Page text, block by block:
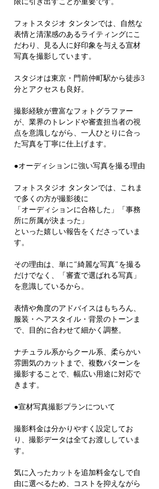
フォトスタジオ タンタンでは、自然な
表情と清潔感のあるライティングにこ
だわり、見る人に好印象を与える宣材
写真を撮影しています。
スタジオは東京・門前仲町駅から徒歩3
分とアクセスも良好。
撮影経験が豊富なフォトグラファー
が、業界のトレンドや審査担当者の視
点を意識しながら、一人ひとりに合っ
た写真を丁寧に仕上げます。
●オーディションに強い写真を撮る理由
フォトスタジオ タンタンでは、これま
で多くの方が撮影後に
「オーディションに合格した」「事務
所に所属が決まった」
といった嬉しい報告をくださっていま
す。
その理由は、単に“綺麗な写真”を撮る
だけでなく、「審査で選ばれる写真」
を意識しているから。
表情や角度のアドバイスはもちろん、
服装・ヘアスタイル・背景のトーンま
で、目的に合わせて細かく調整。
ナチュラル系からクール系、柔らかい
雰囲気のカットまで、複数パターンを
撮影することで、幅広い用途に対応で
きます。
●宣材写真撮影プランについて
撮影料金は分かりやすく設定してお
り、撮影データは全てお渡ししていま
す。
気に入ったカットを追加料金なしで自
由に選べるため、コストを抑えながら